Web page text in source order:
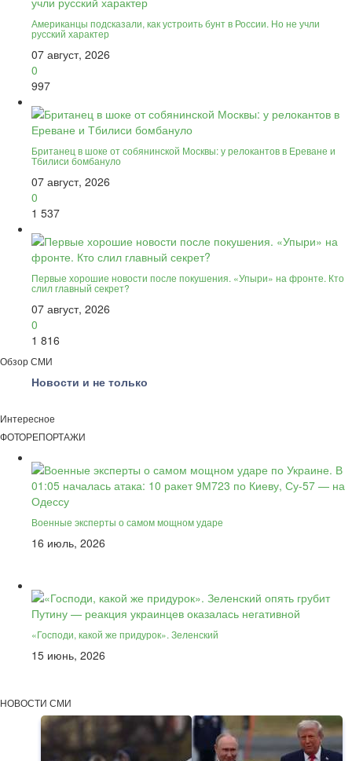
Американцы подсказали, как устроить бунт в России. Но не учли
русский характер
07 август, 2026
0
997
Британец в шоке от собянинской Москвы: у релокантов в Ереване и
Тбилиси бомбануло
07 август, 2026
0
1 537
Первые хорошие новости после покушения. «Упыри» на фронте. Кто
слил главный секрет?
07 август, 2026
0
1 816
Обзор СМИ
Новости и не только
Интересное
ФОТОРЕПОРТАЖИ
Военные эксперты о самом мощном ударе
16 июль, 2026
«Господи, какой же придурок». Зеленский
15 июнь, 2026
НОВОСТИ СМИ